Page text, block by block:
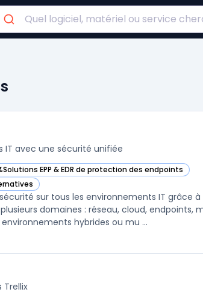
IT avec une sécurité unifiée
Solutions EPP & EDR de protection des endpoints
Check Point Infinity dans cette catégorie
sur tous les environnements IT grâce
domaines : réseau, cloud, endpoints,
hybrides ou mu ...
Trellix